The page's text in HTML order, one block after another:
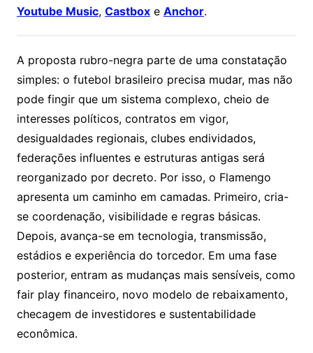
Youtube Music, Castboxe Anchor.
A proposta rubro-negra parte de uma constatação
simples: o futebol brasileiro precisa mudar, mas não
pode fingir que um sistema complexo, cheio de
interesses políticos, contratos em vigor,
desigualdades regionais, clubes endividados,
federações influentes e estruturas antigas será
reorganizado por decreto. Por isso, o Flamengo
apresenta um caminho em camadas. Primeiro, cria-
se coordenação, visibilidade e regras básicas.
Depois, avança-se em tecnologia, transmissão,
estádios e experiência do torcedor. Em uma fase
posterior, entram as mudanças mais sensíveis, como
fair play financeiro, novo modelo de rebaixamento,
checagem de investidores e sustentabilidade
econômica.